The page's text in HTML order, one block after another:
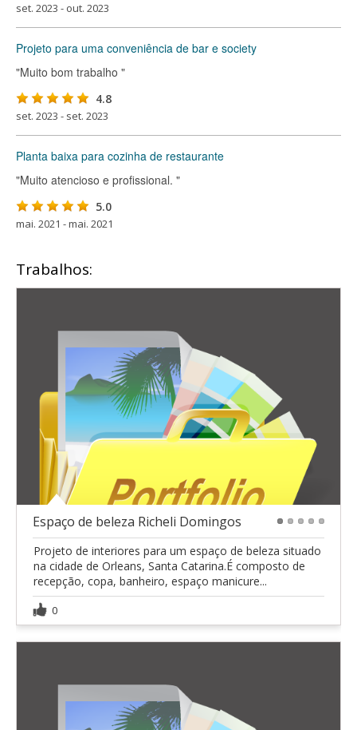
set. 2023 - out. 2023
Projeto para uma conveniência de bar e society
"Muito bom trabalho "
4.8
set. 2023 - set. 2023
Planta baixa para cozinha de restaurante
"Muito atencioso e profissional. "
5.0
mai. 2021 - mai. 2021
Trabalhos:
Espaço de beleza Richeli Domingos
Projeto de interiores para um espaço de beleza situado
na cidade de Orleans, Santa Catarina.É composto de
recepção, copa, banheiro, espaço manicure...
0